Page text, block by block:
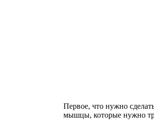
Первое, что нужно
мышцы, которые нужно